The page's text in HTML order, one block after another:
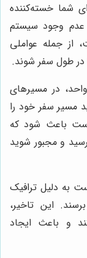
شما خسته‌کننده
وجود سیستم
از جمله عواملی
در طول سفر شوند.
در مسیرهای
مسیر سفر خود را
باعث شود که
و مجبور شوید
به دلیل ترافیک
این تاخیر،
و باعث ایجاد